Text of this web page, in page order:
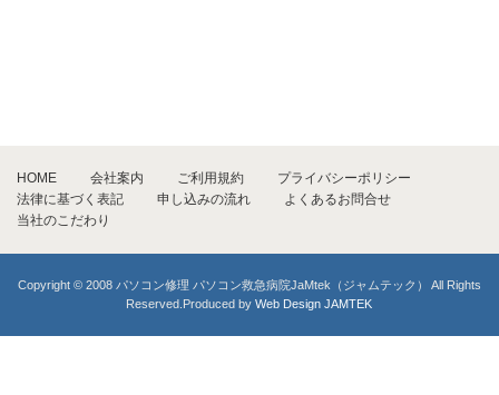
HOME 会社案内 ご利用規約
プライバシーポリシー
法律に基づく表記
申し込みの流れ
よくあるお問合せ
当社のこだわり
Copyright © 2008 パソコン修理 パソコン救急病院JaMtek（ジャムテック） All Rights
Reserved.Produced byWeb Design JAMTEK